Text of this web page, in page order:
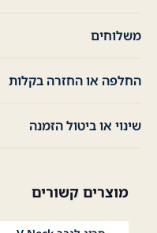
משלוחים
החלפה או החזרה בקלות
שינוי או ביטול הזמנה
מוצרים קשורים